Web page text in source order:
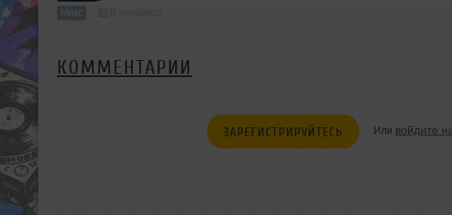
Микс
КОММЕНТАРИИ
ЗАРЕГИСТРИРУЙТЕСЬ Или войдите